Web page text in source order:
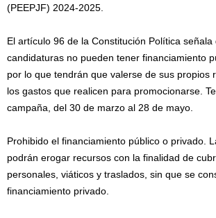
(PEEPJF) 2024-2025.
El artículo 96 de la Constitución Política señala
candidaturas no pueden tener financiamiento
por lo que tendrán que valerse de sus propios
los gastos que realicen para promocionarse.
campaña, del 30 de marzo al 28 de mayo.
Prohibido el financiamiento público o privado.
podrán erogar recursos con la finalidad de
personales, viáticos y traslados, sin que se
financiamiento privado.